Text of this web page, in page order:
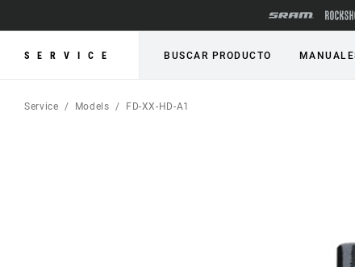
SERVICE BUSCAR PRODUCTO
Service Models FD-XX-HD-A1